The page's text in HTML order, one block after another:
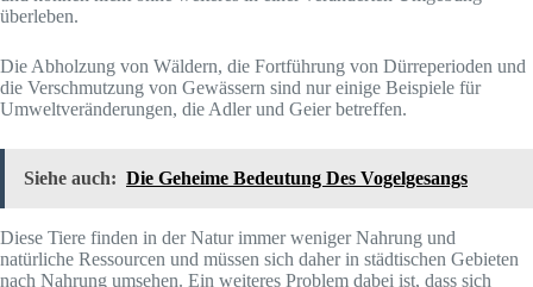
überleben.
Die Abholzung von Wäldern, die Fortführung von Dürreperioden und
die Verschmutzung von Gewässern sind nur einige Beispiele für
Umweltveränderungen, die Adler und Geier betreffen.
Siehe auch: Die Geheime Bedeutung Des Vogelgesangs
Diese Tiere finden in der Natur immer weniger Nahrung und
natürliche Ressourcen und müssen sich daher in städtischen Gebieten
nach Nahrung umsehen. Ein weiteres Problem dabei ist, dass sich